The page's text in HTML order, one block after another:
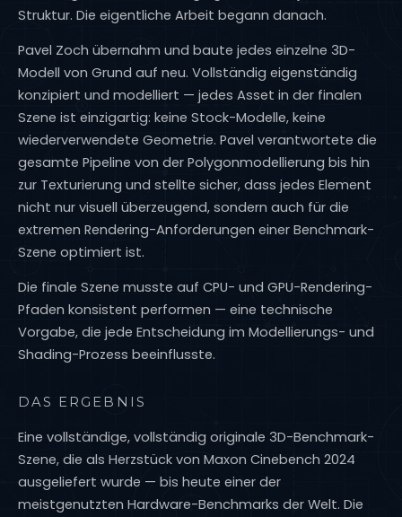
Struktur. Die eigentliche Arbeit begann danach.
Pavel Zoch übernahm und baute jedes einzelne 3D-
Modell von Grund auf neu. Vollständig eigenständig
konzipiert und modelliert — jedes Asset in der finalen
Szene ist einzigartig: keine Stock-Modelle, keine
wiederverwendete Geometrie. Pavel verantwortete die
gesamte Pipeline von der Polygonmodellierung bis hin
zur Texturierung und stellte sicher, dass jedes Element
nicht nur visuell überzeugend, sondern auch für die
extremen Rendering-Anforderungen einer Benchmark-
Szene optimiert ist.
Die finale Szene musste auf CPU- und GPU-Rendering-
Pfaden konsistent performen — eine technische
Vorgabe, die jede Entscheidung im Modellierungs- und
Shading-Prozess beeinflusste.
DAS ERGEBNIS
Eine vollständige, vollständig originale 3D-Benchmark-
Szene, die als Herzstück von Maxon Cinebench 2024
ausgeliefert wurde — bis heute einer der
meistgenutzten Hardware-Benchmarks der Welt. Die